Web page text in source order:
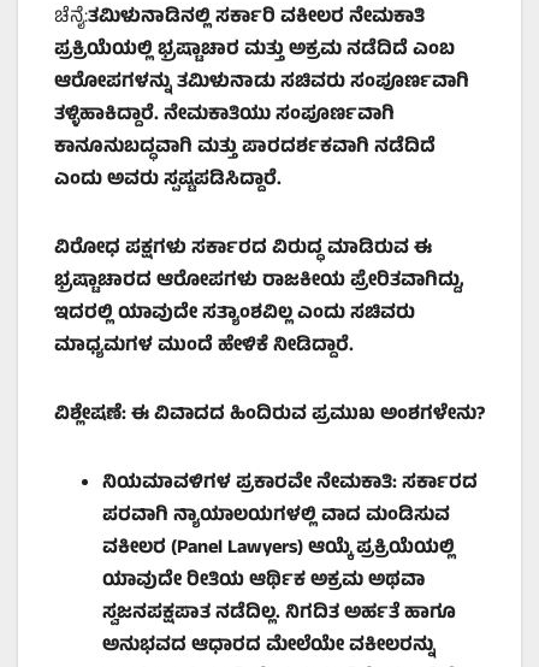
ಚೆನೈ:ತಮಿಳುನಾಡಿನಲ್ಲಿ ಸರ್ಕಾರಿ ವಕೀಲರ ನೇಮಕಾತಿ
ಪ್ರಕ್ರಿಯೆಯಲ್ಲಿ ಭ್ರಷ್ಟಾಚಾರ ಮತ್ತು ಅಕ್ರಮ ನಡೆದಿದೆ ಎಂಬ
ಆರೋಪಗಳನ್ನು ತಮಿಳುನಾಡು ಸಚಿವರು ಸಂಪೂರ್ಣವಾಗಿ
ತಳ್ಳಿಹಾಕಿದ್ದಾರೆ. ನೇಮಕಾತಿಯು ಸಂಪೂರ್ಣವಾಗಿ
ಕಾನೂನುಬದ್ಧವಾಗಿ ಮತ್ತು ಪಾರದರ್ಶಕವಾಗಿ ನಡೆದಿದೆ
ಎಂದು ಅವರು ಸ್ಪಷ್ಟಪಡಿಸಿದ್ದಾರೆ.
ವಿರೋಧ ಪಕ್ಷಗಳು ಸರ್ಕಾರದ ವಿರುದ್ಧ ಮಾಡಿರುವ ಈ
ಭ್ರಷ್ಟಾಚಾರದ ಆರೋಪಗಳು ರಾಜಕೀಯ ಪ್ರೇರಿತವಾಗಿದ್ದು,
ಇದರಲ್ಲಿ ಯಾವುದೇ ಸತ್ಯಾಂಶವಿಲ್ಲ ಎಂದು ಸಚಿವರು
ಮಾಧ್ಯಮಗಳ ಮುಂದೆ ಹೇಳಿಕೆ ನೀಡಿದ್ದಾರೆ.
ವಿಶ್ಲೇಷಣೆ: ಈ ವಿವಾದದ ಹಿಂದಿರುವ ಪ್ರಮುಖ ಅಂಶಗಳೇನು?
ನಿಯಮಾವಳಿಗಳ ಪ್ರಕಾರವೇ ನೇಮಕಾತಿ:ಸರ್ಕಾರದ
ಪರವಾಗಿ ನ್ಯಾಯಾಲಯಗಳಲ್ಲಿ ವಾದ ಮಂಡಿಸುವ
ವಕೀಲರ (Panel Lawyers)ಆಯ್ಕೆ ಪ್ರಕ್ರಿಯೆಯಲ್ಲಿ
ಯಾವುದೇ ರೀತಿಯ ಆರ್ಥಿಕ ಅಕ್ರಮ ಅಥವಾ
ಸ್ವಜನಪಕ್ಷಪಾತ ನಡೆದಿಲ್ಲ. ನಿಗದಿತ ಅರ್ಹತೆ ಹಾಗೂ
ಅನುಭವದ ಆಧಾರದ ಮೇಲೆಯೇ ವಕೀಲರನ್ನು